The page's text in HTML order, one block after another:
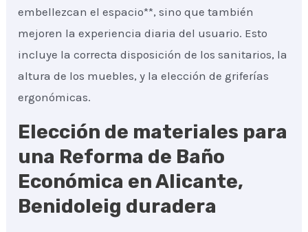
embellezcan el espacio**, sino que también
mejoren la experiencia diaria del usuario. Esto
incluye la correcta disposición de los sanitarios, la
altura de los muebles, y la elección de griferías
ergonómicas.
Elección de materiales para
una Reforma de Baño
Económica en Alicante,
Benidoleig duradera